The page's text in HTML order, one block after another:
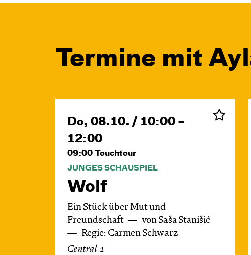
Termine mit
Do, 08.10. / 10:00 –
12:00
09:00 Touchtour
JUNGES SCHAUSPIEL
Wolf
Ein Stück über Mut und
Freundschaft
von Saša Stanišić
Regie: Carmen Schwarz
Central 1